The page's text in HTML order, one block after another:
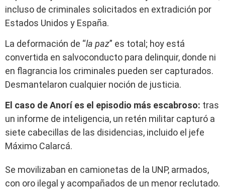
incluso de criminales solicitados en extradición por
Estados Unidos y España.
La deformación de “la paz” es total; hoy está
convertida en salvoconducto para delinquir, donde ni
en flagrancia los criminales pueden ser capturados.
Desmantelaron cualquier noción de justicia.
El caso de Anorí es el episodio más escabroso: tras
un informe de inteligencia, un retén militar capturó a
siete cabecillas de las disidencias, incluido el jefe
Máximo Calarcá.
Se movilizaban en camionetas de la UNP, armados,
con oro ilegal y acompañados de un menor reclutado.